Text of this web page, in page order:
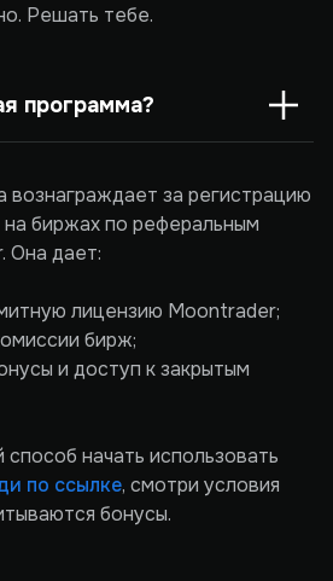
Решать тебе.
программа?
вознаграждает за регистрацию
на биржах по реферальным
Она дает:
лицензию Moontrader;
бирж;
и доступ к закрытым
начать использовать
по ссылке, смотри условия
бонусы.